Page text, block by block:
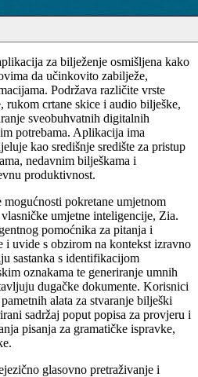
za bilježenje osmišljena kako
da učinkovito zabilježe,
Podržava različite vrste
rukom crtane skice i audio bilješke,
sveobuhvatnih digitalnih
potrebama. Aplikacija ima
kao središnje središte za pristup
nedavnim bilješkama i
produktivnost.
pokretane umjetnom
umjetne inteligencije, Zia.
pomoćnika za pitanja i
uvide s obzirom na kontekst izravno
sastanka s identifikacijom
oznakama te generiranje umnih
dugačke dokumente. Korisnici
alata za stvaranje bilješki
sadržaj poput popisa za provjeru i
pisanja za gramatičke ispravke,
glasovno pretraživanje i